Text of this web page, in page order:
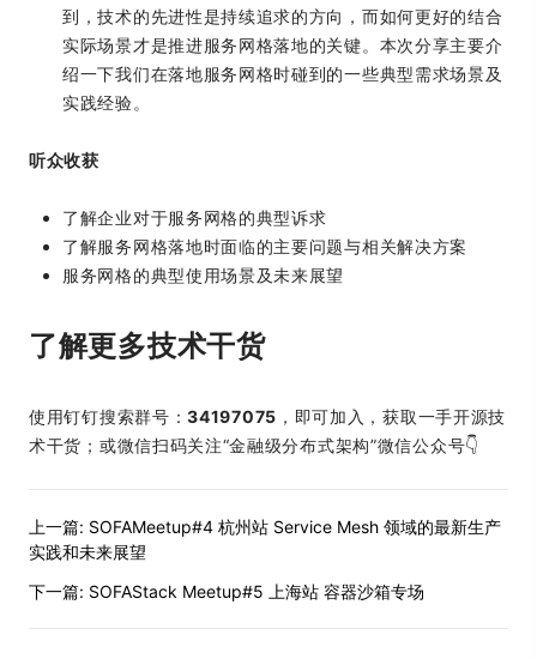
到，技术的先进性是持续追求的方向，而如何更好的结合
实际场景才是推进服务网格落地的关键。本次分享主要介
绍一下我们在落地服务网格时碰到的一些典型需求场景及
实践经验。
听众收获
了解企业对于服务网格的典型诉求
了解服务网格落地时面临的主要问题与相关解决方案
服务网格的典型使用场景及未来展望
了解更多技术干货
使用钉钉搜索群号：34197075 ，即可加入，获取一手开源技
术干货；或微信扫码关注“金融级分布式架构”微信公众号👇
上一篇: SOFAMeetup#4 杭州站 Service Mesh 领域的最新生产
实践和未来展望
下一篇: SOFAStack Meetup#5 上海站 容器沙箱专场